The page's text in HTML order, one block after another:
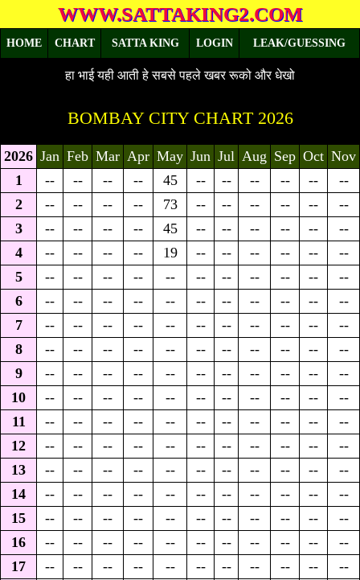
WWW.SATTAKING2.COM
HOME CHART SATTA KING LOGIN LEAK/GUESSING
हा भाई यही आती हे सबसे पहले खबर रूको और धेखो
BOMBAY CITY CHART 2026
2026 Jan Feb Mar Apr May Jun Jul Aug Sep Oct Nov
1
-- -- -- -- 45 -- -- -- -- --
--
2
-- -- -- -- 73 -- -- -- -- --
--
3
-- -- -- -- 45 -- -- -- -- --
--
4
-- -- -- -- 19 -- -- -- -- --
--
5
-- -- -- -- -- -- -- -- -- --
--
6
-- -- -- -- -- -- -- -- -- --
--
7
-- -- -- -- -- -- -- -- -- --
--
8
-- -- -- -- -- -- -- -- -- --
--
9
-- -- -- -- -- -- -- -- -- --
--
10
-- -- -- -- -- -- -- -- -- --
--
11
-- -- -- -- -- -- -- -- -- --
--
12
-- -- -- -- -- -- -- -- -- --
--
13
-- -- -- -- -- -- -- -- -- --
--
14
-- -- -- -- -- -- -- -- -- --
--
15
-- -- -- -- -- -- -- -- -- --
--
16
-- -- -- -- -- -- -- -- -- --
--
17
-- -- -- -- -- -- -- -- -- --
--